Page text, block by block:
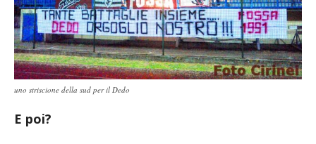
uno striscione della sud per il Dedo
E poi?